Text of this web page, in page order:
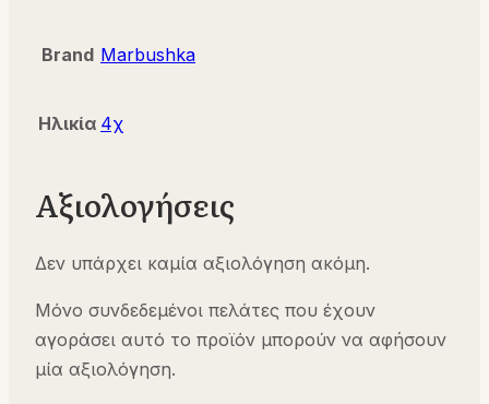
Brand Marbushka
Ηλικία 4χ
Αξιολογήσεις
Δεν υπάρχει καμία αξιολόγηση ακόμη.
Μόνο συνδεδεμένοι πελάτες που έχουν
αγοράσει αυτό το προϊόν μπορούν να αφήσουν
μία αξιολόγηση.